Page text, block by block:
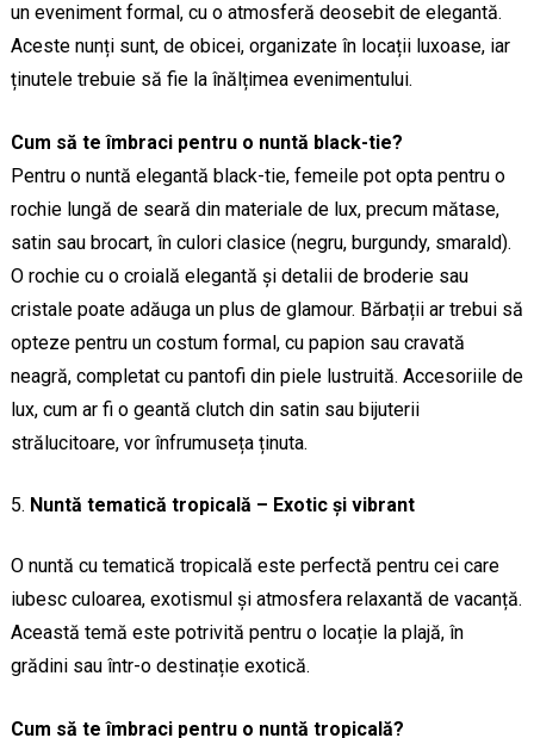
un eveniment formal, cu o atmosferă deosebit de elegantă.
Aceste nunți sunt, de obicei, organizate în locații luxoase, iar
ținutele trebuie să fie la înălțimea evenimentului.
Cum să te îmbraci pentru o nuntă black-tie?
Pentru o nuntă elegantă black-tie, femeile pot opta pentru o
rochie lungă de seară din materiale de lux, precum mătase,
satin sau brocart, în culori clasice (negru, burgundy, smarald).
O rochie cu o croială elegantă și detalii de broderie sau
cristale poate adăuga un plus de glamour. Bărbații ar trebui să
opteze pentru un costum formal, cu papion sau cravată
neagră, completat cu pantofi din piele lustruită. Accesoriile de
lux, cum ar fi o geantă clutch din satin sau bijuterii
strălucitoare, vor înfrumuseța ținuta.
Nuntă tematică tropicală – Exotic și vibrant
O nuntă cu tematică tropicală este perfectă pentru cei care
iubesc culoarea, exotismul și atmosfera relaxantă de vacanță.
Această temă este potrivită pentru o locație la plajă, în
grădini sau într-o destinație exotică.
Cum să te îmbraci pentru o nuntă tropicală?